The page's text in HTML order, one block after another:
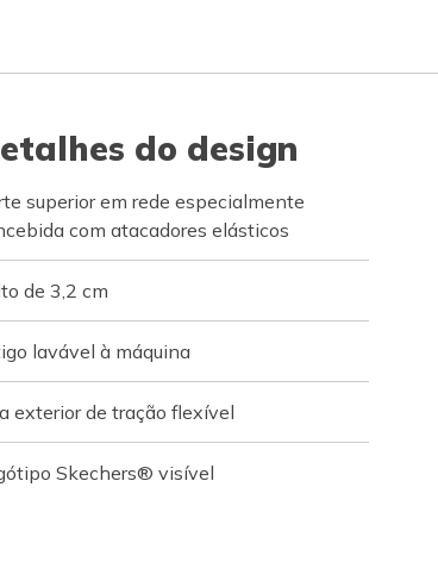
do design
superior em rede especialmente
com atacadores elásticos
de 3,2 cm
lavável à máquina
exterior de tração flexível
Skechers® visível